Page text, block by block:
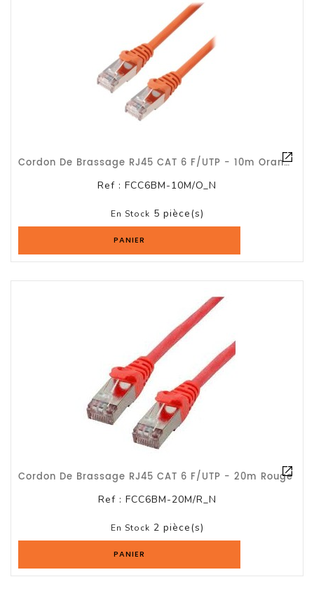
Cordon De Brassage RJ45 CAT 6 F/UTP - 10m Orange
Ref : FCC6BM-10M/O_N
En Stock 5 pièce(s)
PANIER
Cordon De Brassage RJ45 CAT 6 F/UTP - 20m Rouge
Ref : FCC6BM-20M/R_N
En Stock 2 pièce(s)
PANIER